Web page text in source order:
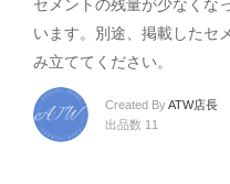
セメントの残量が少なくな
います。別途、掲載したセ
み立ててください。
Created ByATW店長
出品数 11